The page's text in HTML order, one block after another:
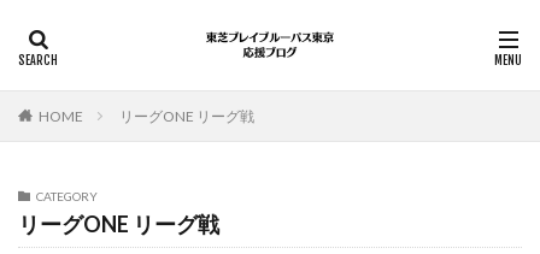
HOME リーグONE リーグ戦
CATEGORY
リーグONE リーグ戦